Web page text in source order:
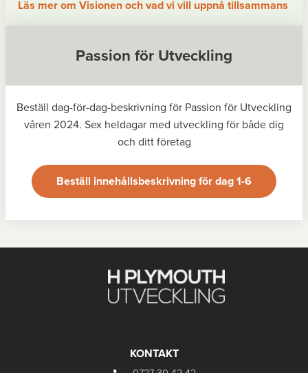
Läs mer om Visionen och vad vi vill uppnå tillsammans
Passion för Utveckling
Beställ dag-för-dag-beskrivning för Passion för Utveckling
våren 2024. Sex heldagar med utveckling för både dig
och ditt företag
Beställ innehållsbeskrivning för dag 1-6
KONTAKT